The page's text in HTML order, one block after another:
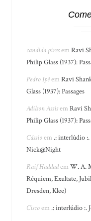
candida piresemRavi
Philip Glass (1937):
Pedro IpêemRavi
Glass (1937): Passages
Adilson AssisemRavi
Philip Glass (1937):
Cássioem .: interlúdio
Nick@Night
Raif HaddademW. A.
Réquiem, Exultate,
Dresden, Klee)
Ciscoem .: interlúdio :.